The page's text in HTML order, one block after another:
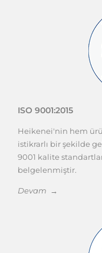
Heikenei'nin hem
istikrarlı bir şekilde
9001 kalite
belgelenmiştir.
Devam →